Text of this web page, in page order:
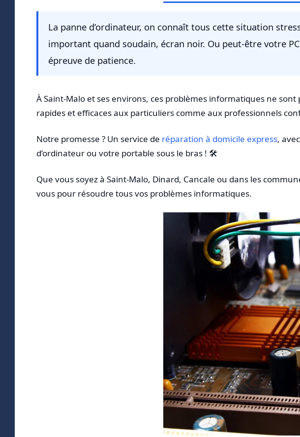
La panne d’ordinateur, on connaît tous cette situation
important quand soudain, écran noir. Ou peut-être votre
épreuve de patience.
À Saint-Malo et ses environs, ces problèmes informatiques ne
rapides et efficaces aux particuliers comme aux professionnels
Notre promesse ? Un service de réparation à domicile express,
d’ordinateur ou votre portable sous le bras ! 🛠️
Que vous soyez à Saint-Malo, Dinard, Cancale ou dans les
vous pour résoudre tous vos problèmes informatiques.